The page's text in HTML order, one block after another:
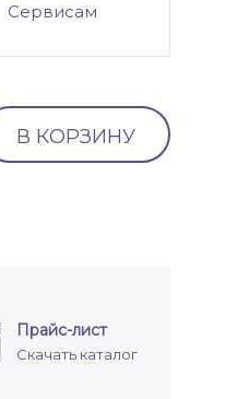
Сервисам
В КОРЗИНУ
Прайс-лист
Скачать каталог